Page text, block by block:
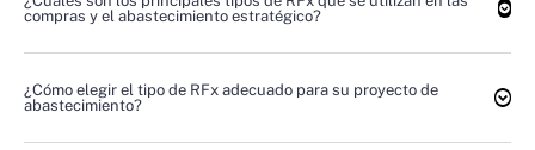
compras y el abastecimiento estratégico?
¿Cómo elegir el tipo de RFx adecuado para su proyecto de
abastecimiento?